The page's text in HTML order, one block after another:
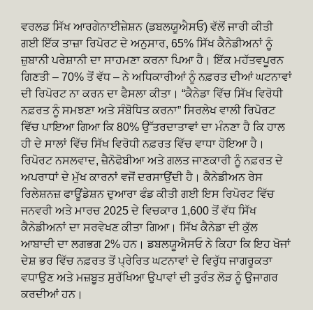
ਵਰਲਡ ਸਿੱਖ ਆਰਗੇਨਾਈਜ਼ੇਸ਼ਨ (ਡਬਲਯੂਐਸਓ) ਵੱਲੋਂ ਜਾਰੀ ਕੀਤੀ
ਗਈ ਇੱਕ ਤਾਜ਼ਾ ਰਿਪੋਰਟ ਦੇ ਅਨੁਸਾਰ, 65% ਸਿੱਖ ਕੈਨੇਡੀਅਨਾਂ ਨੂੰ
ਜ਼ੁਬਾਨੀ ਪਰੇਸ਼ਾਨੀ ਦਾ ਸਾਹਮਣਾ ਕਰਨਾ ਪਿਆ ਹੈ। ਇੱਕ ਮਹੱਤਵਪੂਰਨ
ਗਿਣਤੀ – 70% ਤੋਂ ਵੱਧ – ਨੇ ਅਧਿਕਾਰੀਆਂ ਨੂੰ ਨਫ਼ਰਤ ਦੀਆਂ ਘਟਨਾਵਾਂ
ਦੀ ਰਿਪੋਰਟ ਨਾ ਕਰਨ ਦਾ ਫੈਸਲਾ ਕੀਤਾ। “ਕੈਨੇਡਾ ਵਿੱਚ ਸਿੱਖ ਵਿਰੋਧੀ
ਨਫ਼ਰਤ ਨੂੰ ਸਮਝਣਾ ਅਤੇ ਸੰਬੋਧਿਤ ਕਰਨਾ” ਸਿਰਲੇਖ ਵਾਲੀ ਰਿਪੋਰਟ
ਵਿੱਚ ਪਾਇਆ ਗਿਆ ਕਿ 80% ਉੱਤਰਦਾਤਾਵਾਂ ਦਾ ਮੰਨਣਾ ਹੈ ਕਿ ਹਾਲ
ਹੀ ਦੇ ਸਾਲਾਂ ਵਿੱਚ ਸਿੱਖ ਵਿਰੋਧੀ ਨਫ਼ਰਤ ਵਿੱਚ ਵਾਧਾ ਹੋਇਆ ਹੈ।
ਰਿਪੋਰਟ ਨਸਲਵਾਦ, ਜ਼ੈਨੋਫੋਬੀਆ ਅਤੇ ਗਲਤ ਜਾਣਕਾਰੀ ਨੂੰ ਨਫ਼ਰਤ ਦੇ
ਅਪਰਾਧਾਂ ਦੇ ਮੁੱਖ ਕਾਰਨਾਂ ਵਜੋਂ ਦਰਸਾਉਂਦੀ ਹੈ। ਕੈਨੇਡੀਅਨ ਰੇਸ
ਰਿਲੇਸ਼ਨਜ਼ ਫਾਊਂਡੇਸ਼ਨ ਦੁਆਰਾ ਫੰਡ ਕੀਤੀ ਗਈ ਇਸ ਰਿਪੋਰਟ ਵਿੱਚ
ਜਨਵਰੀ ਅਤੇ ਮਾਰਚ 2025 ਦੇ ਵਿਚਕਾਰ 1,600 ਤੋਂ ਵੱਧ ਸਿੱਖ
ਕੈਨੇਡੀਅਨਾਂ ਦਾ ਸਰਵੇਖਣ ਕੀਤਾ ਗਿਆ। ਸਿੱਖ ਕੈਨੇਡਾ ਦੀ ਕੁੱਲ
ਆਬਾਦੀ ਦਾ ਲਗਭਗ 2% ਹਨ। ਡਬਲਯੂਐਸਓ ਨੇ ਕਿਹਾ ਕਿ ਇਹ ਖੋਜਾਂ
ਦੇਸ਼ ਭਰ ਵਿੱਚ ਨਫ਼ਰਤ ਤੋਂ ਪ੍ਰੇਰਿਤ ਘਟਨਾਵਾਂ ਦੇ ਵਿਰੁੱਧ ਜਾਗਰੂਕਤਾ
ਵਧਾਉਣ ਅਤੇ ਮਜ਼ਬੂਤ ​​ਸੁਰੱਖਿਆ ਉਪਾਵਾਂ ਦੀ ਤੁਰੰਤ ਲੋੜ ਨੂੰ ਉਜਾਗਰ
ਕਰਦੀਆਂ ਹਨ।